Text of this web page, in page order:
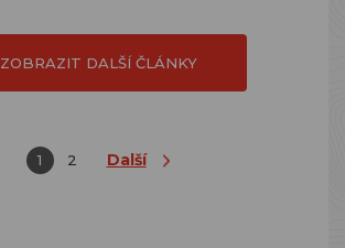
ZOBRAZIT DALŠÍ ČLÁNKY
1 2 Další